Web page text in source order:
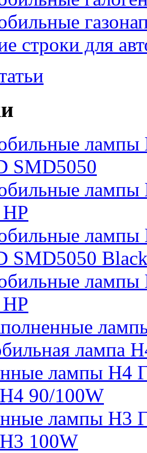
строки для
лампы
SMD5050
лампы
лампы
SMD5050
лампы
лампа
лампы H4
90/100W
лампы H3
100W